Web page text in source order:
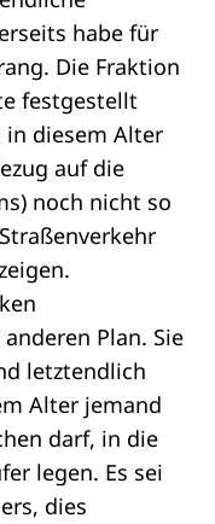
habe für
Die Fraktion
festgestellt
in diesem Alter
auf die
noch nicht so
Plan. Sie
letztendlich
Alter jemand
darf, in die
legen. Es sei
dies